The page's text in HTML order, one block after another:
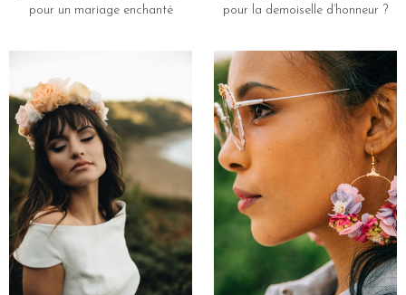
pour un mariage enchanté
pour la demoiselle d’honneur ?